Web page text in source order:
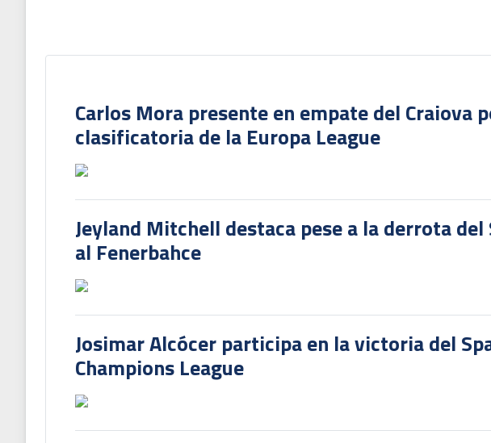
Carlos Mora presente en empate del Craiova
clasificatoria de la Europa League
Jeyland Mitchell destaca pese a la derrota
al Fenerbahce
Josimar Alcócer participa en la victoria del
Champions League